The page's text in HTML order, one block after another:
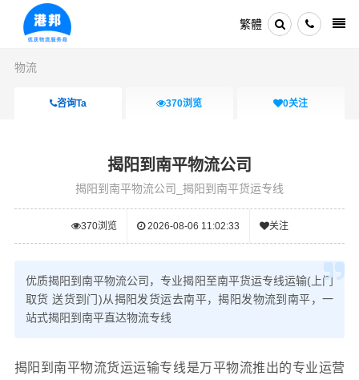
繁體
物流
咨询Ta 370浏览 0关注
揭阳到南平物流公司
揭阳到南平物流公司_揭阳到南平货运专线
370浏览 2026-08-06 11:02:33 关注
优质揭阳到南平物流公司，专业揭阳至南平货运专线运输(上门
取货 送货到门)从揭阳发货运去南平，揭阳发物流到南平，一
站式揭阳到南平直达物流专线
揭阳到南平物流货运运输专线是万平物流推出的专业运营